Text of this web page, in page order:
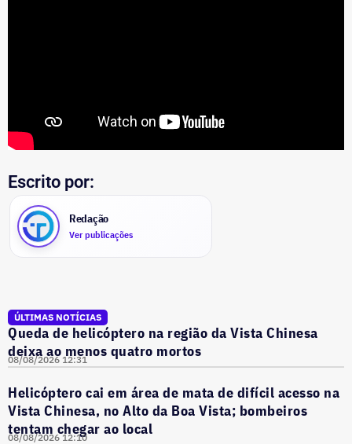
Escrito por:
Redação
Ver publicações
ÚLTIMAS NOTÍCIAS
Queda de helicóptero na região da Vista Chinesa
deixa ao menos quatro mortos
08/08/2026 12:31
Helicóptero cai em área de mata de difícil acesso na
Vista Chinesa, no Alto da Boa Vista; bombeiros
tentam chegar ao local
08/08/2026 12:10